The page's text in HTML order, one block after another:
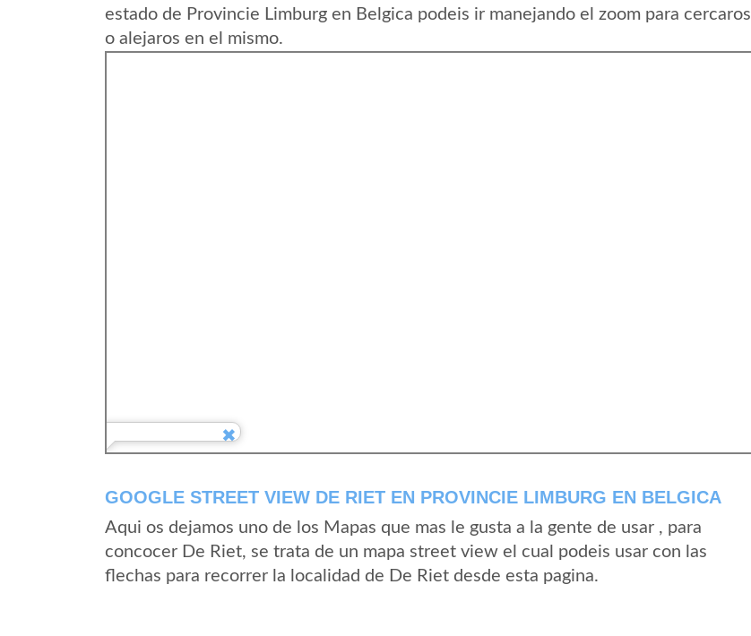
estado de Provincie Limburg en Belgica podeis ir manejando el zoom para cercaros
o alejaros en el mismo.
GOOGLE STREET VIEW DE RIET EN PROVINCIE LIMBURG EN BELGICA
Aqui os dejamos uno de los Mapas que mas le gusta a la gente de usar , para
concocer De Riet, se trata de un mapa street view el cual podeis usar con las
flechas para recorrer la localidad de De Riet desde esta pagina.